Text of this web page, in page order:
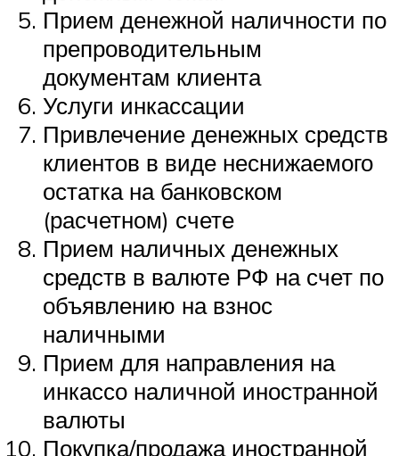
Прием денежной наличности по
препроводительным
документам клиента
Услуги инкассации
Привлечение денежных средств
клиентов в виде неснижаемого
остатка на банковском
(расчетном) счете
Прием наличных денежных
средств в валюте РФ на счет по
объявлению на взнос
наличными
Прием для направления на
инкассо наличной иностранной
валюты
Покупка/продажа иностранной